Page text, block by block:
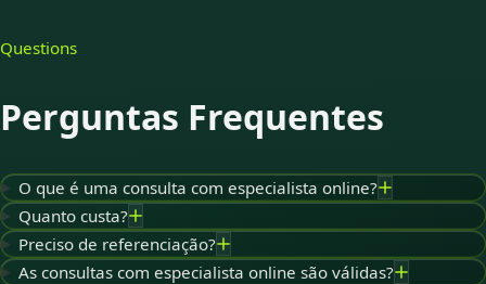
Questions
Perguntas Frequentes
O que é uma consulta com especialista online?
Quanto custa?
Preciso de referenciação?
As consultas com especialista online são válidas?